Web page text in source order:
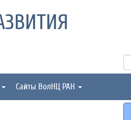
Сайты ВолНЦ РАН